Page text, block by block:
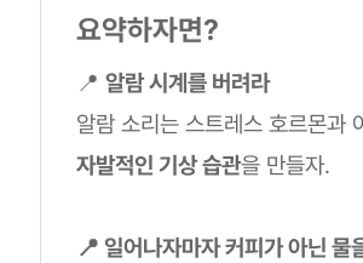
요약하자면?
📍 알람 시계를 버려라
알람 소리는 스트레스 호르몬과
자발적인 기상 습관을 만들자.
📍 일어나자마자 커피가 아닌 물